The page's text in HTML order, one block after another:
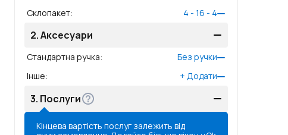
Склопакет: 4 - 16 - 4
2.Аксесуари
Стандартна ручка:
Без ручки
Інше: + Додати
3. Послуги
Кінцева вартість послуг залежить від